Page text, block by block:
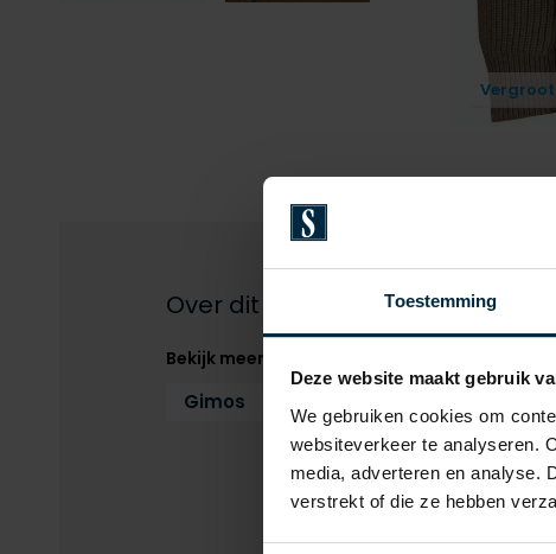
Toestemming
Deze website maakt gebruik
We gebruiken cookies om
websiteverkeer te analyseren.
media, adverteren en analyse.
verstrekt of die ze hebben
Vergroot
Over dit product
Bekijk meer
Gimos